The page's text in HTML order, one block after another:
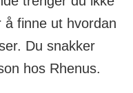
finne ut hvordan
Du snakker
hos Rhenus.